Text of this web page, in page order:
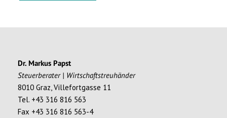
Dr. Markus Papst
Steuerberater | Wirtschaftstreuhänder
8010 Graz, Villefortgasse 11
Tel. +43 316 816 563
Fax +43 316 816 563-4